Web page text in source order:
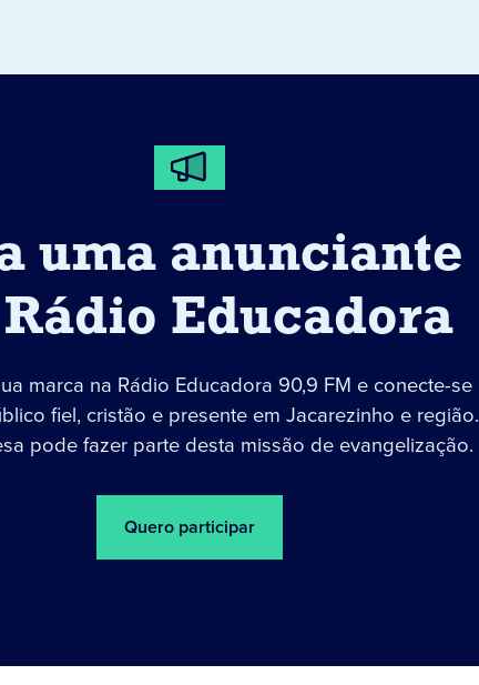
uma anunciante
Educadora
marca na Rádio Educadora 90,9 FM e conecte-se
fiel, cristão e presente em Jacarezinho e região.
pode fazer parte desta missão de evangelização.
Quero participar